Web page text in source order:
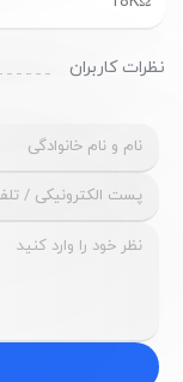
نظرات کاربران